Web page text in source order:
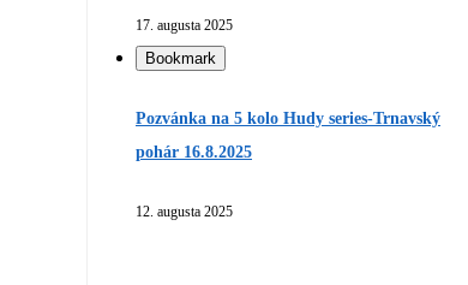
17. augusta 2025
Bookmark
Pozvánka na 5 kolo Hudy series-Trnavský
pohár 16.8.2025
12. augusta 2025